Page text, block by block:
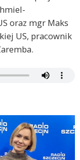
oraz mgr Maks
US, pracownik